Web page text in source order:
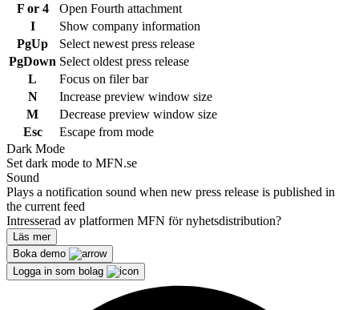
F or 4
Open Fourth attachment
I
Show company information
PgUp
Select newest press release
PgDown Select oldest press release
L
Focus on filer bar
N
Increase preview window size
M
Decrease preview window size
Esc
Escape from mode
Dark Mode
Set dark mode to MFN.se
Sound
Plays a notification sound when new press release is published in
the current feed
Intresserad av platformen MFN för nyhetsdistribution?
Läs mer
Boka demo
Logga in som bolag